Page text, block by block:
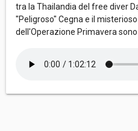
tra la Thailandia del free diver
"Peligroso" Cegna e il
dell'Operazione Primavera